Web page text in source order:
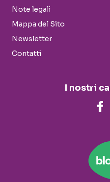
Note legali
Mappa del Sito
Newsletter
Contatti
I nostri